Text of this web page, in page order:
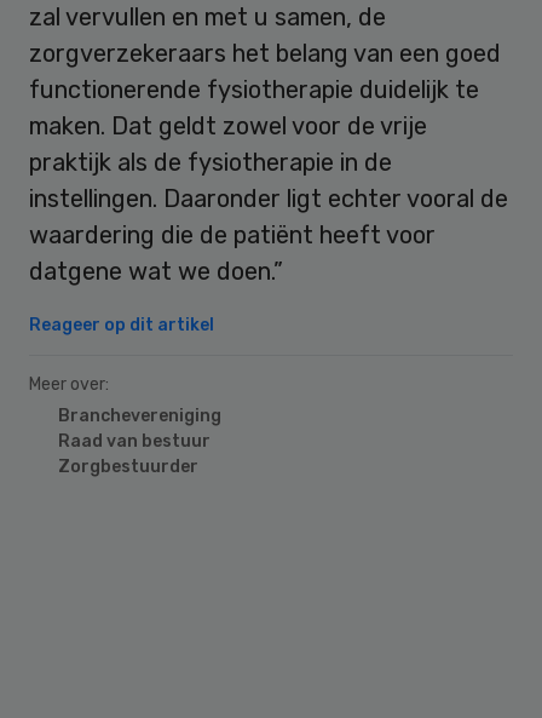
zal vervullen en met u samen, de
zorgverzekeraars het belang van een goed
functionerende fysiotherapie duidelijk te
maken. Dat geldt zowel voor de vrije
praktijk als de fysiotherapie in de
instellingen. Daaronder ligt echter vooral de
waardering die de patiënt heeft voor
datgene wat we doen.”
Reageer op dit artikel
Meer over:
Branchevereniging
Raad van bestuur
Zorgbestuurder